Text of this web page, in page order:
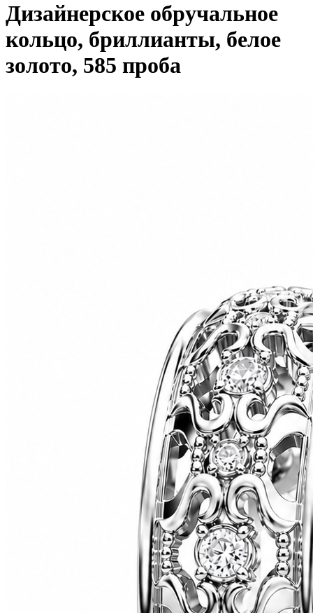
Дизайнерское обручальное
кольцо, бриллианты, белое
золото, 585 проба